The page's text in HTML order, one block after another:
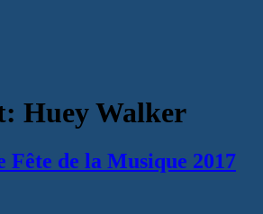
Huey Walker
Fête de la Musique 2017